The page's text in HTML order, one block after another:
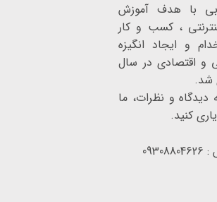
با هدف آموزش
، کسب و کار
و ایجاد انگیزه
و اقتصادی در سال
دیدگاه و نظرات، ما
کنید.